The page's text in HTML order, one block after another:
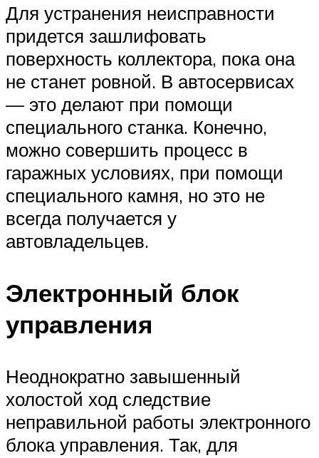
Для устранения неисправности
придется зашлифовать
поверхность коллектора, пока она
не станет ровной. В автосервисах
— это делают при помощи
специального станка. Конечно,
можно совершить процесс в
гаражных условиях, при помощи
специального камня, но это не
всегда получается у
автовладельцев.
Электронный блок
управления
Неоднократно завышенный
холостой ход следствие
неправильной работы электронного
блока управления. Так, для